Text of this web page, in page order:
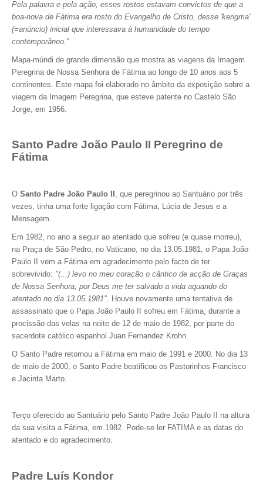
Pela palavra e pela ação, esses rostos estavam convictos de que a
boa-nova de Fátima era rosto do Evangelho de Cristo, desse 'kerigma'
(=anúncio) inicial que interessava à humanidade do tempo
contemporâneo."
Mapa-múndi de grande dimensão que mostra as viagens da Imagem
Peregrina de Nossa Senhora de Fátima ao longo de 10 anos aos 5
continentes. Este mapa foi elaborado no âmbito da exposição sobre a
viagem da Imagem Peregrina, que esteve patente no Castelo São
Jorge, em 1956.
Santo Padre João Paulo II Peregrino de
Fátima
O Santo Padre João Paulo II , que peregrinou ao Santuário por três
vezes, tinha uma forte ligação com Fátima, Lúcia de Jesus e a
Mensagem.
Em 1982, no ano a seguir ao atentado que sofreu (e quase morreu),
na Praça de São Pedro, no Vaticano, no dia 13.05.1981, o Papa João
Paulo II vem a Fátima em agradecimento pelo facto de ter
sobrevivido: "(...) levo no meu coração o cântico de acção de Graças
de Nossa Senhora, por Deus me ter salvado a vida aquando do
atentado no dia 13.05.1981". Houve novamente uma tentativa de
assassinato que o Papa João Paulo II sofreu em Fátima, durante a
procissão das velas na noite de 12 de maio de 1982, por parte do
sacerdote católico espanhol Juan Fernandez Krohn.
O Santo Padre retornou a Fátima em maio de 1991 e 2000. No dia 13
de maio de 2000, o Santo Padre beatificou os Pastorinhos Francisco
e Jacinta Marto.
Terço oferecido ao Santuário pelo Santo Padre João Paulo II na altura
da sua visita a Fátima, em 1982. Pode-se ler FATIMA e as datas do
atentado e do agradecimento.
Padre Luís Kondor